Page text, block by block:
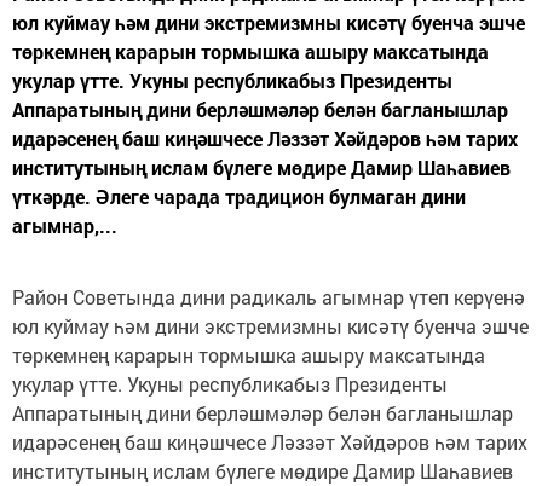
юл куймау һәм дини экстремизмны кисәтү буенча эшче
төркемнең карарын тормышка ашыру максатында
укулар үтте. Укуны республикабыз Президенты
Аппаратының дини берләшмәләр белән багланышлар
идарәсенең баш киңәшчесе Ләззәт Хәйдәров һәм тарих
институтының ислам бүлеге мөдире Дамир Шаһавиев
үткәрде. Әлеге чарада традицион булмаган дини
агымнар,...
Район Советында дини радикаль агымнар үтеп керүенә
юл куймау һәм дини экстремизмны кисәтү буенча эшче
төркемнең карарын тормышка ашыру максатында
укулар үтте. Укуны республикабыз Президенты
Аппаратының дини берләшмәләр белән багланышлар
идарәсенең баш киңәшчесе Ләззәт Хәйдәров һәм тарих
институтының ислам бүлеге мөдире Дамир Шаһавиев